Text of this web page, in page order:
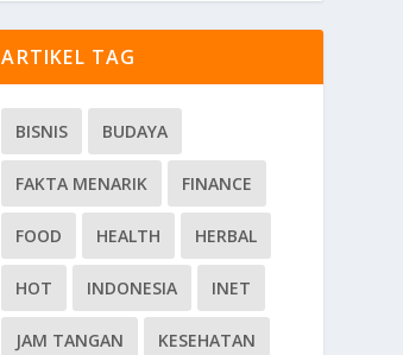
ARTIKEL TAG
BISNIS BUDAYA
FAKTA MENARIK FINANCE
FOOD HEALTH HERBAL
HOT INDONESIA INET
JAM TANGAN KESEHATAN